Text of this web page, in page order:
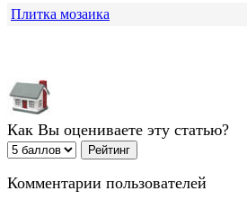
Плитка мозаика
Как Вы оцениваете эту статью?
Комментарии пользователей